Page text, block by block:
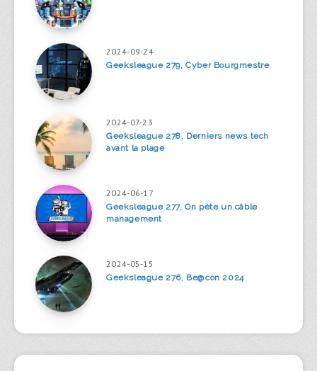
2024-09-24
Geeksleague 279, Cyber Bourgmestre
2024-07-23
Geeksleague 278, Derniers news tech
avant la plage
2024-06-17
Geeksleague 277, On pète un câble
management
2024-05-15
Geeksleague 276, Be@con 2024